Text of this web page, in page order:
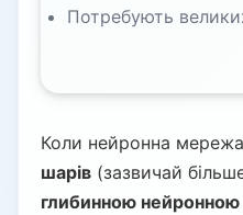
Потребують
Коли нейронна
шарів (зазвичай
глибинною